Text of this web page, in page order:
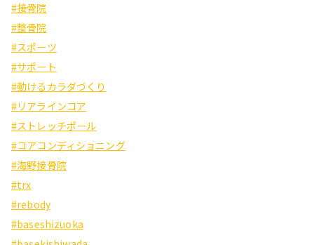
#接骨院
#整骨院
#スポーツ
#サポート
#動けるカラダづくり
#リアラインコア
#ストレッチポール
#コアコンディショニング
#海野接骨院
#trx
#rebody
#baseshizuoka